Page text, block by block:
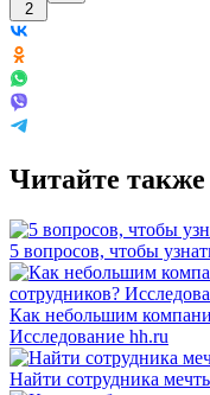
2
Читайте также
5 вопросов, чтобы
Как небольшим
Исследование hh.ru
Найти сотрудника